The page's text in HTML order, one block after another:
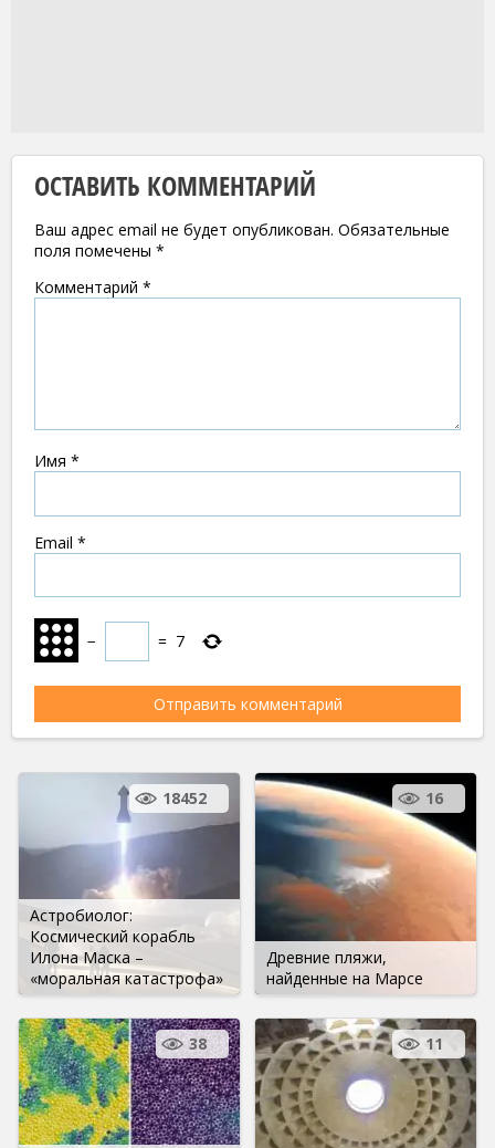
ОСТАВИТЬ КОММЕНТАРИЙ
Ваш адрес email не будет опубликован. Обязательные
поля помечены *
Комментарий *
Имя *
Email *
− = 7
Астробиолог:
Космический корабль
Илона Маска –
«моральная катастрофа»
18452
Древние пляжи,
найденные на Марсе
16
38 11